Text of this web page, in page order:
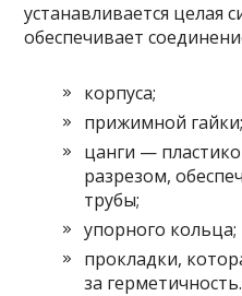
устанавливается целая
обеспечивает
корпуса;
прижимной гайки;
цанги —
разрезом,
трубы;
упорного кольца;
прокладки,
за герметичность.